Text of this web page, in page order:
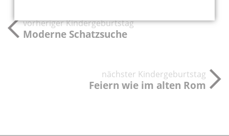
vorheriger Kindergeburtstag
Moderne Schatzsuche
nächster Kindergeburtstag
Feiern wie im alten Rom